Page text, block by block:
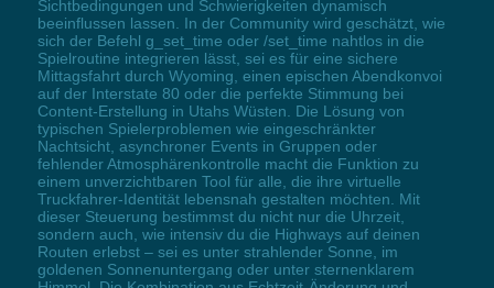
Sichtbedingungen und Schwierigkeiten dynamisch
beeinflussen lassen. In der Community wird geschätzt, wie
sich der Befehl g_set_time oder /set_time nahtlos in die
Spielroutine integrieren lässt, sei es für eine sichere
Mittagsfahrt durch Wyoming, einen epischen Abendkonvoi
auf der Interstate 80 oder die perfekte Stimmung bei
Content-Erstellung in Utahs Wüsten. Die Lösung von
typischen Spielerproblemen wie eingeschränkter
Nachtsicht, asynchroner Events in Gruppen oder
fehlender Atmosphärenkontrolle macht die Funktion zu
einem unverzichtbaren Tool für alle, die ihre virtuelle
Truckfahrer-Identität lebensnah gestalten möchten. Mit
dieser Steuerung bestimmst du nicht nur die Uhrzeit,
sondern auch, wie intensiv du die Highways auf deinen
Routen erlebst – sei es unter strahlender Sonne, im
goldenen Sonnenuntergang oder unter sternenklarem